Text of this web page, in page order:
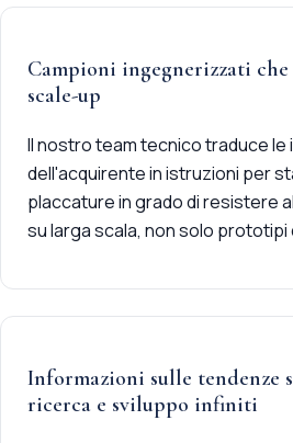
Campioni ingegnerizzati
scale-up
Il nostro team tecnico traduce le
dell'acquirente in istruzioni per
placcature in grado di resistere
su larga scala, non solo prototipi
Informazioni sulle tendenze
ricerca e sviluppo infiniti